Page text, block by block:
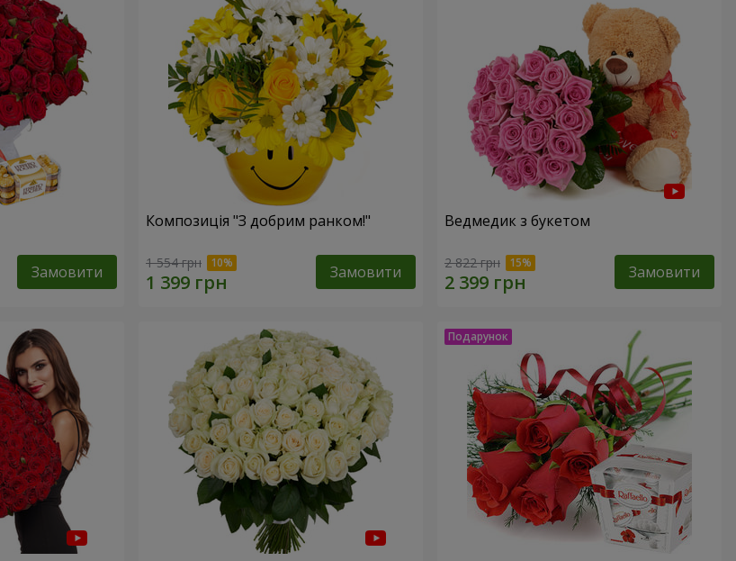
Замовити
Композиція "З добрим ранком!"
1 554 грн Замовити
Ведмедик з букетом
2 822 грн Замовити